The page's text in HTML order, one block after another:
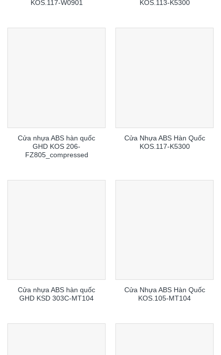
KOS.117-W0901
KOS.113-K5300
Cửa nhựa ABS hàn quốc
GHD KOS 206-
FZ805_compressed
Cửa Nhựa ABS Hàn Quốc
KOS.117-K5300
Cửa nhựa ABS hàn quốc
GHD KSD 303C-MT104
Cửa Nhựa ABS Hàn Quốc
KOS.105-MT104